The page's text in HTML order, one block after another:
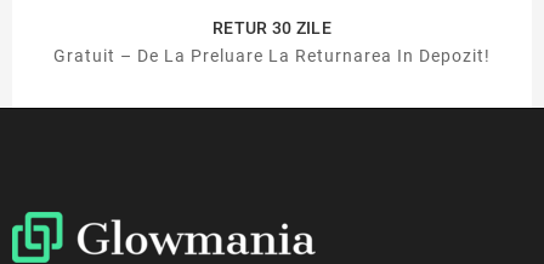
RETUR 30 ZILE
Gratuit – De La Preluare La Returnarea In Depozit!